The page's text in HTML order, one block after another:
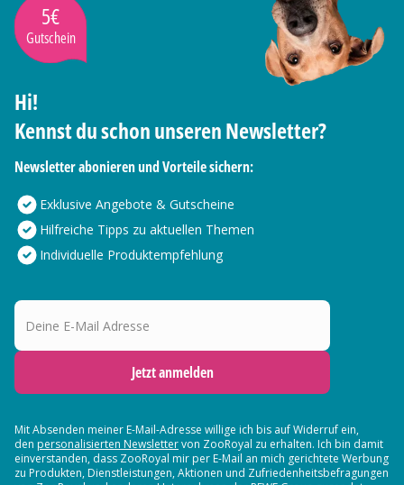
5€
Gutschein
Hi!
Kennst du schon unseren Newsletter?
Newsletter abonieren und Vorteile sichern:
Exklusive Angebote & Gutscheine
Hilfreiche Tipps zu aktuellen Themen
Individuelle Produktempfehlung
Deine E-Mail Adresse
Jetzt anmelden
Mit Absenden meiner E-Mail-Adresse willige ich bis auf Widerruf ein,
den personalisierten Newslettervon ZooRoyal zu erhalten. Ich bin damit
einverstanden, dass ZooRoyal mir per E-Mail an mich gerichtete Werbung
zu Produkten, Dienstleistungen, Aktionen und Zufriedenheitsbefragungen